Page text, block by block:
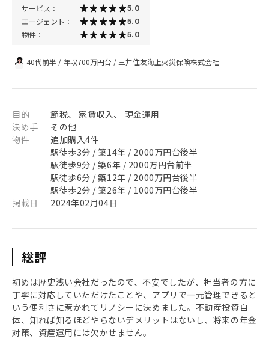
サービス： 5.0
エージェント： 5.0
物件： 5.0
40代前半 / 年収700万円台 / 三井住友海上火災保険株式会社
目的
節税、 家賃収入、 現金運用
決め手
その他
物件
追加購入4件
駅徒歩3分 / 築14年 / 2000万円台後半
駅徒歩9分 / 築6年 / 2000万円台前半
駅徒歩6分 / 築12年 / 2000万円台後半
駅徒歩2分 / 築26年 / 1000万円台後半
掲載日
2024年02月04日
総評
初めは歴史浅い会社だったので、不安でしたが、担当者の方に
丁寧に対応していただけたことや、アプリで一元管理できると
いう便利さに惹かれてリノシーに決めました。不動産投資自
体、知れば知るほどやらないデメリットはないし、将来の年金
対策、資産運用には欠かせません。